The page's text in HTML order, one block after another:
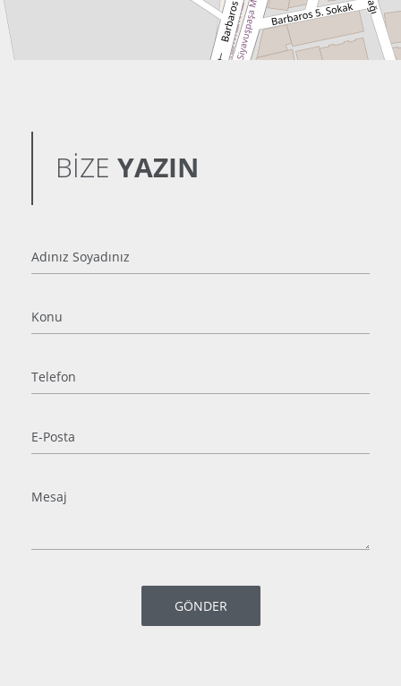
BİZE YAZIN